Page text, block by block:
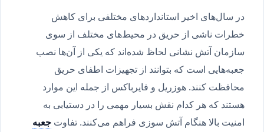
در سال‌های اخیر استانداردهای مختلفی برای کاهش
خطرات ناشی از حریق در محیط‌های مختلف از سوی
سازمان آتش نشانی لحاظ شده‌اند که یکی از آن‌ها نصب
جعبه‌هایی است که بتوانند از تجهیزات اطفای حریق
محافظت کنند. هوزریل و فایرباکس از جمله این موارد
هستند که هر کدام نقش بسیار مهمی را در دستیابی به
امنیت بالا هنگام آتش سوزی فراهم می‌کنند. تفاوت جعبه